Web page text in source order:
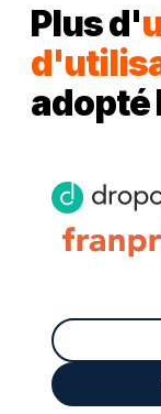
Plus d'
adopté